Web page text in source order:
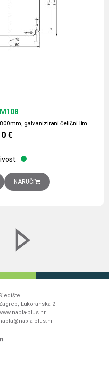
galvanizirani čelični lim
€
ploča V1000xŠ800mm,
NARUČI
Sjedište
Zagreb, Lukoranska 2
plus.hr
nabla@nabla-plus.hr